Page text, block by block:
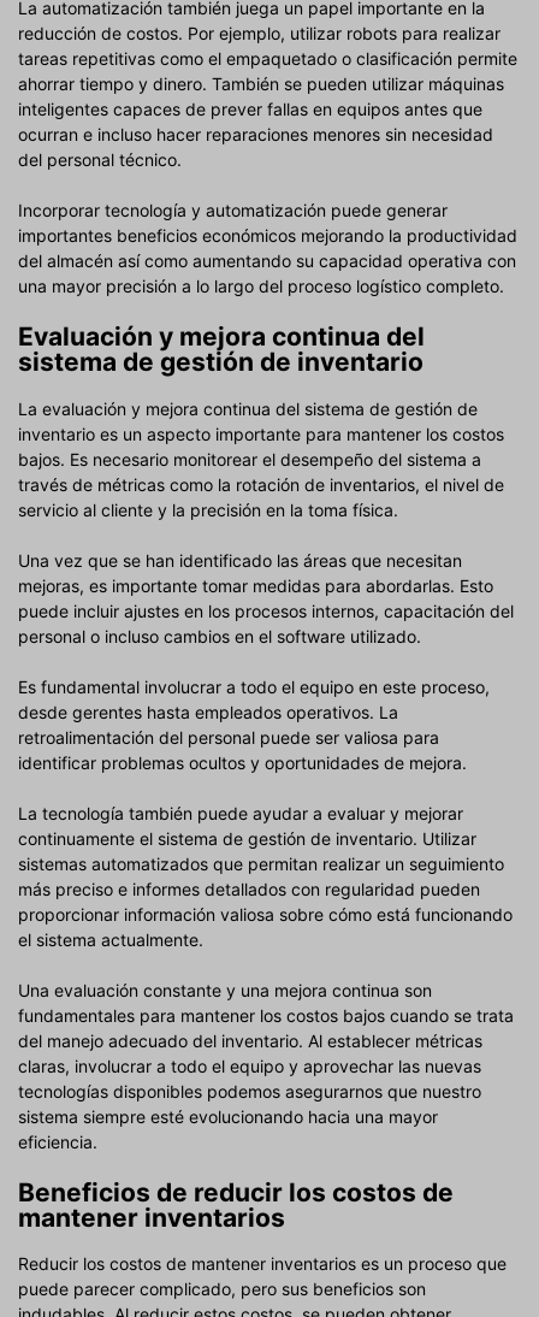
La automatización también juega un papel importante en la
reducción de costos. Por ejemplo, utilizar robots para realizar
tareas repetitivas como el empaquetado o clasificación permite
ahorrar tiempo y dinero. También se pueden utilizar máquinas
inteligentes capaces de prever fallas en equipos antes que
ocurran e incluso hacer reparaciones menores sin necesidad
del personal técnico.
Incorporar tecnología y automatización puede generar
importantes beneficios económicos mejorando la productividad
del almacén así como aumentando su capacidad operativa con
una mayor precisión a lo largo del proceso logístico completo.
Evaluación y mejora continua del
sistema de gestión de inventario
La evaluación y mejora continua del sistema de gestión de
inventario es un aspecto importante para mantener los costos
bajos. Es necesario monitorear el desempeño del sistema a
través de métricas como la rotación de inventarios, el nivel de
servicio al cliente y la precisión en la toma física.
Una vez que se han identificado las áreas que necesitan
mejoras, es importante tomar medidas para abordarlas. Esto
puede incluir ajustes en los procesos internos, capacitación del
personal o incluso cambios en el software utilizado.
Es fundamental involucrar a todo el equipo en este proceso,
desde gerentes hasta empleados operativos. La
retroalimentación del personal puede ser valiosa para
identificar problemas ocultos y oportunidades de mejora.
La tecnología también puede ayudar a evaluar y mejorar
continuamente el sistema de gestión de inventario. Utilizar
sistemas automatizados que permitan realizar un seguimiento
más preciso e informes detallados con regularidad pueden
proporcionar información valiosa sobre cómo está funcionando
el sistema actualmente.
Una evaluación constante y una mejora continua son
fundamentales para mantener los costos bajos cuando se trata
del manejo adecuado del inventario. Al establecer métricas
claras, involucrar a todo el equipo y aprovechar las nuevas
tecnologías disponibles podemos asegurarnos que nuestro
sistema siempre esté evolucionando hacia una mayor
eficiencia.
Beneficios de reducir los costos de
mantener inventarios
Reducir los costos de mantener inventarios es un proceso que
puede parecer complicado, pero sus beneficios son